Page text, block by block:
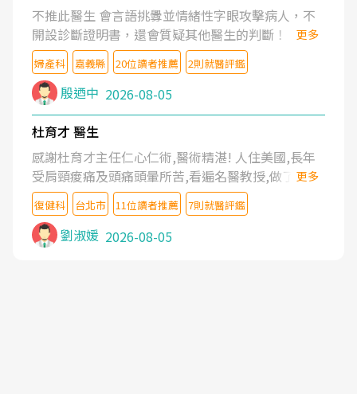
不推此醫生 會言語挑釁並情緒性字眼攻擊病人，不
開設診斷證明書，還會質疑其他醫生的判斷！
更多
婦產科 嘉義縣 20位讀者推薦 2則就醫評鑑
殷迺中 2026-08-05
杜育才 醫生
感謝杜育才主任仁心仁術,醫術精湛! 人住美國,長年
受肩頸痠痛及頭痛頭暈所苦,看遍名醫教授,做了各種
檢查,也嘗試過西醫打針,中醫針灸及物理徒手治療都
沒有用,後來連吃到嗎啡類止痛藥都效果有限,只是壓
症狀,沒多久就痛起來,多年失眠嚴重影響生活品質.
台灣親友介紹忠孝醫院杜育才主任是頸頭症候群專
更多
復健科 台北市 11位讀者推薦 7則就醫評鑑
劉淑媛 2026-08-05